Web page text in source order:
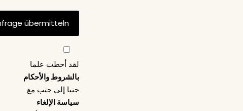
لقد أحطت علما
بالشروط والأحكام
جنبا إلى جنب مع
سياسة الإلغاء